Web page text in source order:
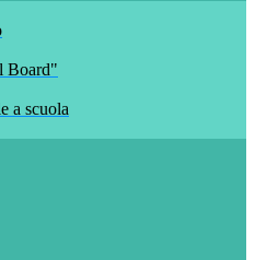
Board"
a scuola